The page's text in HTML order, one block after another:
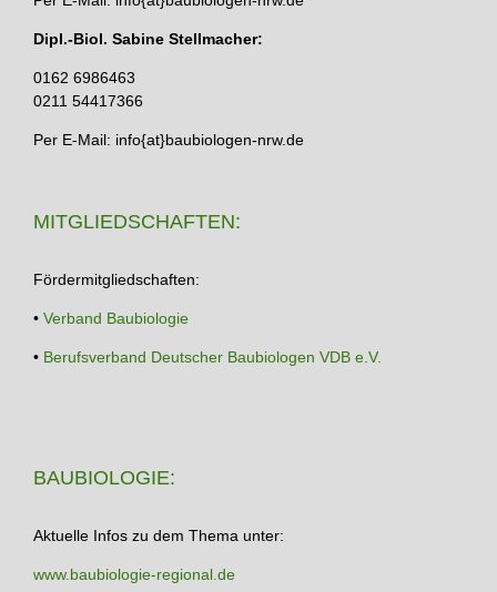
Dipl.-Biol. Sabine Stellmacher:
0162 6986463
0211 54417366
Per E-Mail: info{at}baubiologen-nrw.de
MITGLIEDSCHAFTEN:
Fördermitgliedschaften:
• Verband Baubiologie
• Berufsverband Deutscher Baubiologen VDB e.V.
BAUBIOLOGIE:
Aktuelle Infos zu dem Thema unter:
www.baubiologie-regional.de